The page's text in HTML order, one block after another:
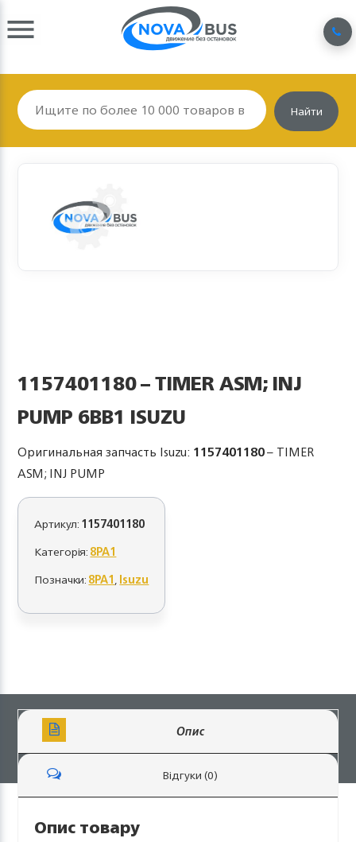
Найти
1157401180 – TIMER ASM; INJ
PUMP 6BB1 ISUZU
Оригинальная запчасть Isuzu: 1157401180– TIMER
ASM; INJ PUMP
Артикул:1157401180
Категорія:8PA1
Позначки:8PA1,Isuzu
Опис
Відгуки (0)
Опис товару